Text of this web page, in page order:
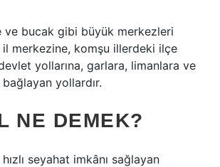
ve bucak gibi büyük merkezleri
merkezine, komşu illerdeki ilçe
yollarına, garlara, limanlara ve
bağlayan yollardır.
NE DEMEK?
seyahat imkânı sağlayan